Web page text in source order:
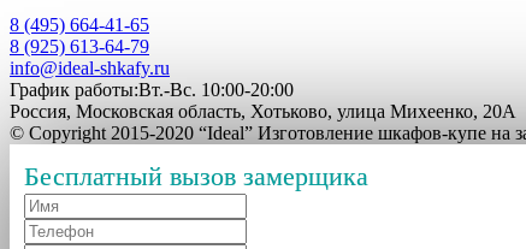
8 (495) 664-41-65
8 (925) 613-64-79
info@ideal-shkafy.ru
График работы:Вт.-Вс. 10:00-20:00
Россия, Московская область, Хотьково, улица Михеенко, 20А
© Copyright 2015-2020 “Ideal” Изготовление шкафов-купе на
Бесплатный вызов замерщика